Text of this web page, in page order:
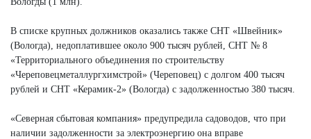
В списке крупных должников оказались также СНТ «Швейник»
(Вологда), недоплатившее около 900 тысяч рублей, СНТ № 8
«Территориального объединения по строительству
«Череповецметаллургхимстрой» (Череповец) с долгом 400 тысяч
рублей и СНТ «Керамик-2» (Вологда) с задолженностью 380 тысяч.
«Северная сбытовая компания» предупредила садоводов, что при
наличии задолженности за электроэнергию она вправе